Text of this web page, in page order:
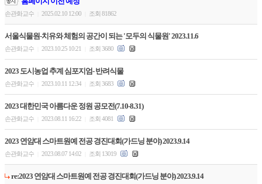
손관화교수 2025.02.10 12:00 조회 81862
서울식물원-치유와 체험의 공간이 되는 '모두의 식물원' 2023.11.6
손관화교수 2023.10.25 10:21 조회 3680
2023 도시농업 추계 심포지엄- 반려식물
손관화교수 2023.10.11 12:34 조회 3683
2023 대한민국 아름다운 정원 공모전(7.10-8.31)
손관화교수 2023.08.11 16:22 조회 4081
2023 연암대 스마트원예 전공 경진대회(가드닝 분야) 2023.9.14
손관화교수 2023.08.07 14:02 조회 13019
re:2023 연암대 스마트원예 전공 경진대회(가드닝 분야) 2023.9.14